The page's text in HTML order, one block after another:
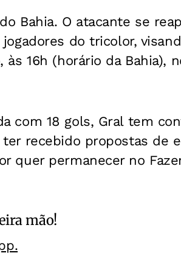
Bahia. O atacante se
do tricolor,
às 16h (horário da Bahia),
com 18 gols, Gral tem
recebido propostas de
quer permanecer no
mão!